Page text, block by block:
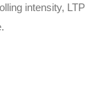
intensity, LTP